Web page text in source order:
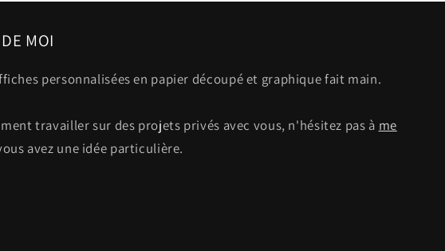
MOI
personnalisées en papier découpé et graphique fait main.
travailler sur des projets privés avec vous, n'hésitez pas à me
avez une idée particulière.